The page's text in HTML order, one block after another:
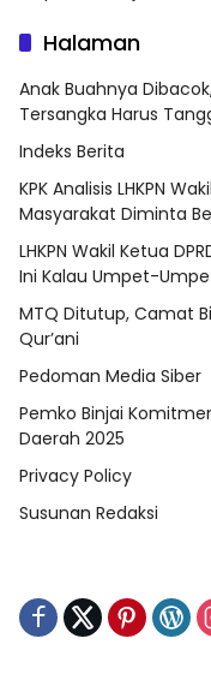
Halaman
Anak Buahnya
Tersangka Harus
Indeks Berita
KPK Analisis LHKPN
Masyarakat Diminta
LHKPN Wakil Ketua
Ini Kalau Umpet-
MTQ Ditutup, Camat
Qur’ani
Pedoman Media Siber
Pemko Binjai
Daerah 2025
Privacy Policy
Susunan Redaksi